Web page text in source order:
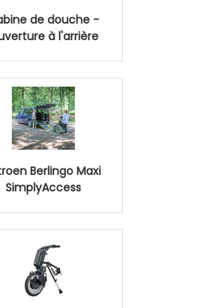
de douche -
à l'arrière
Berlingo Maxi
SimplyAccess